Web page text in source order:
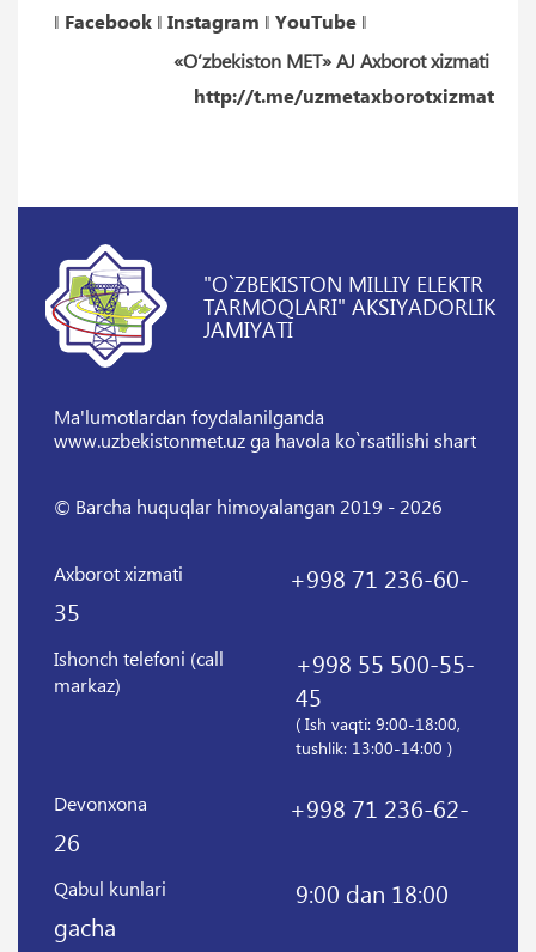
‖ Facebook ‖ Instagram ‖ YouTube ‖
«O‘zbekiston MET» AJ Axborot xizmati
http://t.me/uzmetaxborotxizmat
"O`ZBEKISTON MILLIY ELEKTR
TARMOQLARI" AKSIYADORLIK
JAMIYATI
Ma'lumotlardan foydalanilganda
www.uzbekistonmet.uz ga havola ko`rsatilishi shart
© Barcha huquqlar himoyalangan 2019 - 2026
Axborot xizmati
+998 71 236-60-
35
Ishonch telefoni (call
markaz)
+998 55 500-55-
45
( Ish vaqti: 9:00-18:00,
tushlik: 13:00-14:00 )
Devonxona
+998 71 236-62-
26
Qabul kunlari
9:00 dan 18:00
gacha